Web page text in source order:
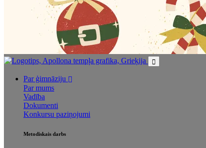
Par ģimnāziju
Par mums
Vadība
Dokumenti
Konkursu paziņojumi
Metodiskais darbs